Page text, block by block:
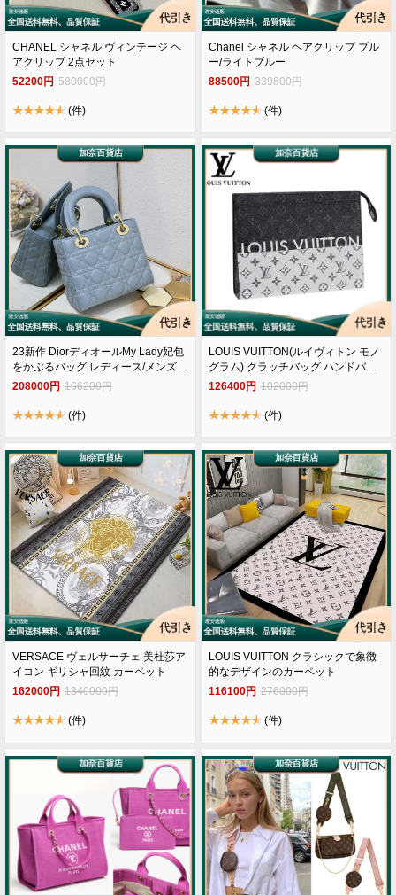
CHANEL シャネル ヴィンテージ ヘ
アクリップ 2点セット
52200円 580000円
(件)
Chanel シャネル ヘアクリップ ブル
ー/ライトブルー
88500円 339800円
(件)
23新作 DiorディオールMy Lady妃包
をかぶるバッグ レディース/メンズ
Dior-2023DI0011
208000円 166200円
(件)
LOUIS VUITTON(ルイヴィトン モノ
グラム) クラッチバッグ ハンドバッ
グ セカンドバッグ メンズ パーティ
126400円 102000円
(件)
VERSACE ヴェルサーチェ 美杜莎ア
イコン ギリシャ回紋 カーペット
162000円 1340000円
(件)
LOUIS VUITTON クラシックで象徴
的なデザインのカーペット
116100円 276000円
(件)